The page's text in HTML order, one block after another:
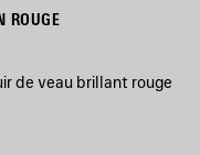
ROUGE
de veau brillant rouge